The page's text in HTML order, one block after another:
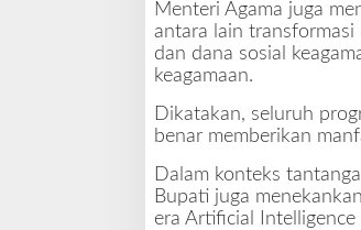
Menteri Agama juga
antara lain transformasi
dan dana sosial
keagamaan.
Dikatakan, seluruh
benar memberikan
Dalam konteks
Bupati juga
era Artificial